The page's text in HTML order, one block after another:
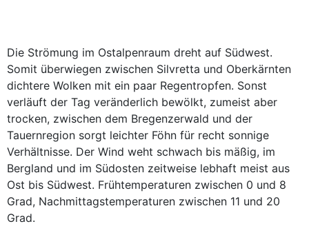
Die Strömung im Ostalpenraum dreht auf Südwest.
Somit überwiegen zwischen Silvretta und Oberkärnten
dichtere Wolken mit ein paar Regentropfen. Sonst
verläuft der Tag veränderlich bewölkt, zumeist aber
trocken, zwischen dem Bregenzerwald und der
Tauernregion sorgt leichter Föhn für recht sonnige
Verhältnisse. Der Wind weht schwach bis mäßig, im
Bergland und im Südosten zeitweise lebhaft meist aus
Ost bis Südwest. Frühtemperaturen zwischen 0 und 8
Grad, Nachmittagstemperaturen zwischen 11 und 20
Grad.